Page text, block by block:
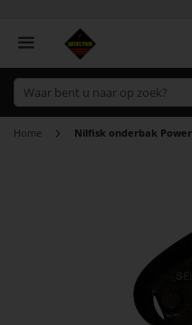
Home Nilfisk onderbak Power